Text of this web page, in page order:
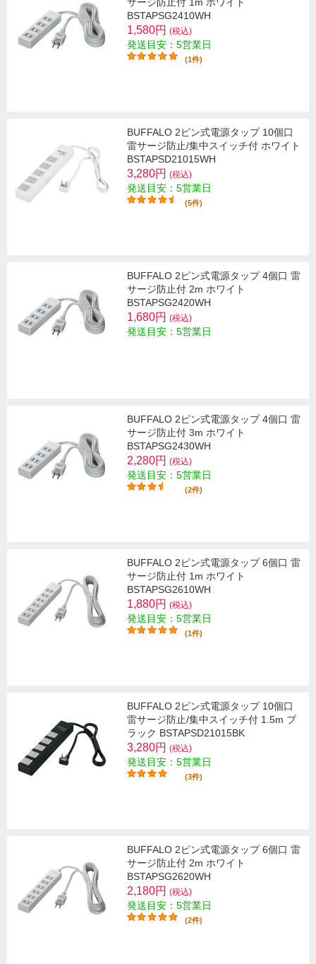
サージ防止付 1m ホワイト
BSTAPSG2410WH
1,580円 (税込)
発送目安：5営業日
(1件)
BUFFALO 2ピン式電源タップ 10個口
雷サージ防止/集中スイッチ付 ホワイト
BSTAPSD21015WH
3,280円 (税込)
発送目安：5営業日
(5件)
BUFFALO 2ピン式電源タップ 4個口 雷
サージ防止付 2m ホワイト
BSTAPSG2420WH
1,680円 (税込)
発送目安：5営業日
BUFFALO 2ピン式電源タップ 4個口 雷
サージ防止付 3m ホワイト
BSTAPSG2430WH
2,280円 (税込)
発送目安：5営業日
(2件)
BUFFALO 2ピン式電源タップ 6個口 雷
サージ防止付 1m ホワイト
BSTAPSG2610WH
1,880円 (税込)
発送目安：5営業日
(1件)
BUFFALO 2ピン式電源タップ 10個口
雷サージ防止/集中スイッチ付 1.5m ブ
ラック BSTAPSD21015BK
3,280円 (税込)
発送目安：5営業日
(3件)
BUFFALO 2ピン式電源タップ 6個口 雷
サージ防止付 2m ホワイト
BSTAPSG2620WH
2,180円 (税込)
発送目安：5営業日
(2件)